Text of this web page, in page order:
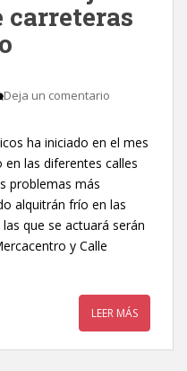
carreteras
Deja un comentario
ha iniciado en el mes
las diferentes calles
problemas más
alquitrán frío en las
que se actuará serán
y Calle
LEER MÁS